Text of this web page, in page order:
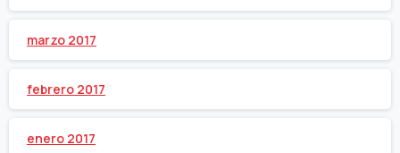
marzo 2017
febrero 2017
enero 2017